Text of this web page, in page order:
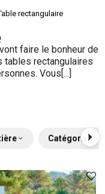
rectangulaire
faire le bonheur de
tables rectangulaires
Vous[...]
Catégories